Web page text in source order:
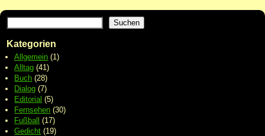
Suchen
Kategorien
Allgemein (1)
Alltag (41)
Buch (28)
Dialog (7)
Editorial (5)
Fernsehen (30)
Fußball (17)
Gedicht (19)